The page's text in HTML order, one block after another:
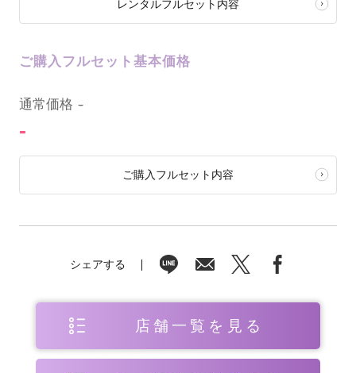
レンタルフルセット内容
ご購入フルセット基本価格
通常価格 -
-
ご購入フルセット内容
シェアする
店舗一覧を見る